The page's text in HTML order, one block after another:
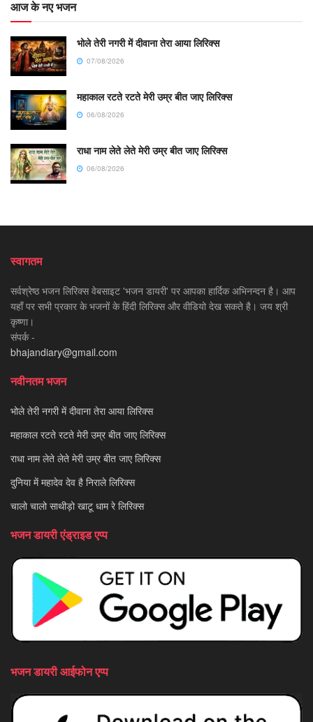
आज के नए भजन
भोले तेरी नगरी में दीवाना तेरा आया लिरिक्स
07/08/2026
महाकाल रटते रटते मेरी उम्र बीत जाए लिरिक्स
06/08/2026
राधा नाम लेते लेते मेरी उम्र बीत जाए लिरिक्स
06/08/2026
स्वागतम
सर्वश्रेष्ठ भजन लिरिक्स वेबसाइट 'भजन डायरी' पर आपका हार्दिक अभिनन्दन है। आप
यहाँ पर सभी प्रकार के भजनों के हिंदी लिरिक्स और वीडियो देख सकते है। जय श्री
कृष्णा।
संपर्क -
bhajandiary@gmail.com
नवीनतम भजन
भोले तेरी नगरी में दीवाना तेरा आया लिरिक्स
महाकाल रटते रटते मेरी उम्र बीत जाए लिरिक्स
राधा नाम लेते लेते मेरी उम्र बीत जाए लिरिक्स
दुनिया में महादेव देव है निराले लिरिक्स
चालो चालो साथीड़ो खाटू धाम रे लिरिक्स
भजन डायरी एंड्राइड एप्प
भजन डायरी आईफोन एप्प